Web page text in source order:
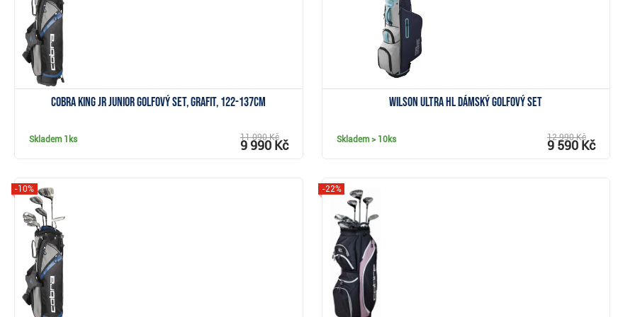
Cobra KING JR junior golfový set, grafit, 122-137cm
Skladem 1ks 11 090 Kč
9 990 Kč
Wilson Ultra HL dámský golfový set
Skladem> 10ks 12 990 Kč
9 590 Kč
-10% -22%